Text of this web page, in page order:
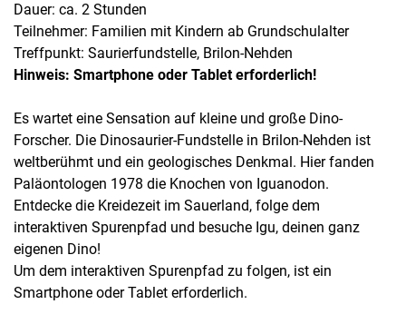
Dauer: ca. 2 Stunden
Teilnehmer: Familien mit Kindern ab Grundschulalter
Treffpunkt: Saurierfundstelle, Brilon-Nehden
Hinweis: Smartphone oder Tablet erforderlich!
Es wartet eine Sensation auf kleine und große Dino-
Forscher. Die Dinosaurier-Fundstelle in Brilon-Nehden ist
weltberühmt und ein geologisches Denkmal. Hier fanden
Paläontologen 1978 die Knochen von Iguanodon.
Entdecke die Kreidezeit im Sauerland, folge dem
interaktiven Spurenpfad und besuche Igu, deinen ganz
eigenen Dino!
Um dem interaktiven Spurenpfad zu folgen, ist ein
Smartphone oder Tablet erforderlich.